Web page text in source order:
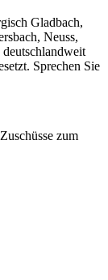
Gladbach,
Neuss,
Sprechen Sie
zum